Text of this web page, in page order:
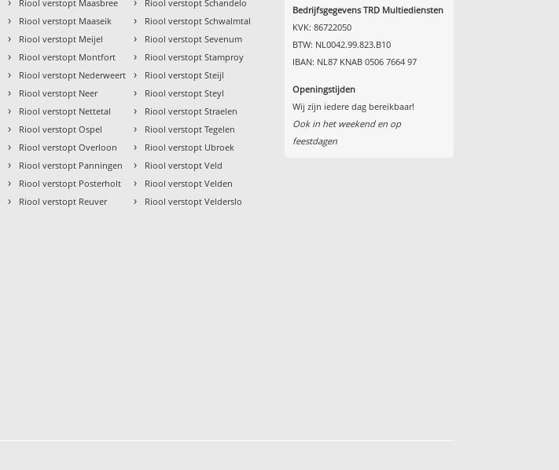
Riool verstopt Maasbree
› Riool verstopt Maaseik
› Riool verstopt Meijel
› Riool verstopt Montfort
› Riool verstopt Nederweert
› Riool verstopt Neer
› Riool verstopt Nettetal
› Riool verstopt Ospel
› Riool verstopt Overloon
› Riool verstopt Panningen
› Riool verstopt Posterholt
› Riool verstopt Reuver
Riool verstopt Schandelo
› Riool verstopt Schwalmtal
› Riool verstopt Sevenum
› Riool verstopt Stamproy
› Riool verstopt Steijl
› Riool verstopt Steyl
› Riool verstopt Straelen
› Riool verstopt Tegelen
› Riool verstopt Ubroek
› Riool verstopt Veld
› Riool verstopt Velden
› Riool verstopt Velderslo
Bedrijfsgegevens TRD Multiediensten
KVK: 86722050
BTW: NL0042.99.823.B10
IBAN: NL87 KNAB 0506 7664 97
Openingstijden
Wij zijn iedere dag bereikbaar!
Ook in het weekend en op
feestdagen